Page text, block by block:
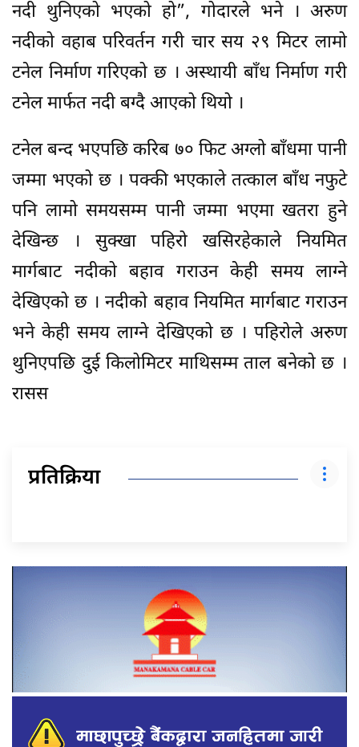
नदी थुनिएको भएको हो”, गोदारले भने । अरुण
नदीको वहाब परिवर्तन गरी चार सय २९ मिटर लामो
टनेल निर्माण गरिएको छ । अस्थायी बाँध निर्माण गरी
टनेल मार्फत नदी बग्दै आएको थियो ।
टनेल बन्द भएपछि करिब ७० फिट अग्लो बाँधमा पानी
जम्मा भएको छ । पक्की भएकाले तत्काल बाँध नफुटे
पनि लामो समयसम्म पानी जम्मा भएमा खतरा हुने
देखिन्छ । सुक्खा पहिरो खसिरहेकाले नियमित
मार्गबाट नदीको बहाव गराउन केही समय लाग्ने
देखिएको छ । नदीको बहाव नियमित मार्गबाट गराउन
भने केही समय लाग्ने देखिएको छ । पहिरोले अरुण
थुनिएपछि दुई किलोमिटर माथिसम्म ताल बनेको छ ।
रासस
प्रतिक्रिया